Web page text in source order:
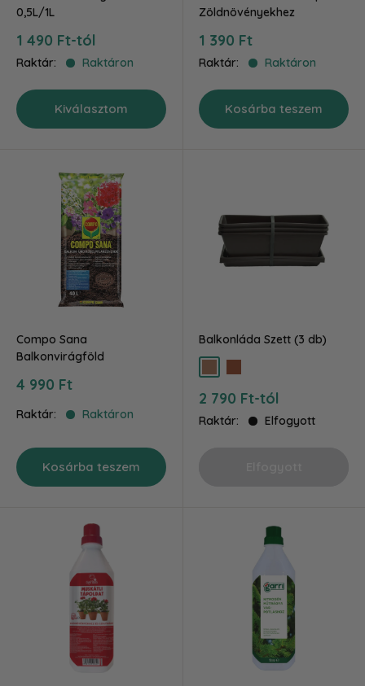
0,5L/1L
Akciós
ár
1 490 Ft-tól
Raktár: Raktáron
Kiválasztom
Zöldnövényekhez
Akciós
ár
1 390 Ft
Raktár: Raktáron
Kosárba teszem
Compo Sana
Balkonvirágföld
Akciós
4 990 Ft
Raktár: Raktáron
Kosárba teszem
Balkonláda Szett (3 db)
Akciós
ár
2 790 Ft-tól
Raktár: Elfogyott